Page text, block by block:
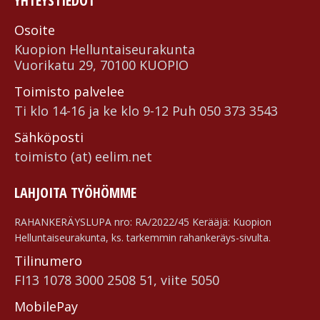
Osoite
Kuopion Helluntai­seurakunta
Vuorikatu 29, 70100 KUOPIO
Toimisto palvelee
Ti klo 14-16 ja ke klo 9-12 Puh 050 373 3543
Sähköposti
toimisto (at) eelim.net
LAHJOITA TYÖHÖMME
RAHANKERÄYSLUPA nro: RA/2022/45 Kerääjä: Kuopion
Helluntaiseurakunta, ks. tarkemmin rahankeräys-sivulta.
Tilinumero
FI13 1078 3000 2508 51, viite 5050
MobilePay